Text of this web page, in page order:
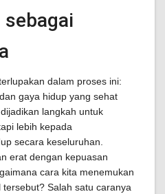
sebagai
dalam proses ini:
gaya hidup yang sehat
langkah untuk
lebih kepada
secara keseluruhan.
erat dengan kepuasan
cara kita menemukan
Salah satu caranya